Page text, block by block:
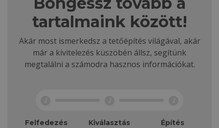
tartalmaink között!
Akár most ismerkedsz a tetőépítés világával, akár
már a kivitelezés küszöbén állsz, segítünk
megtalálni a számodra hasznos információkat.
Felfedezés Kiválasztás Építés